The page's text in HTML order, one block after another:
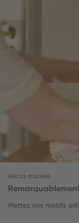
Décos murales
Mettez vos motifs